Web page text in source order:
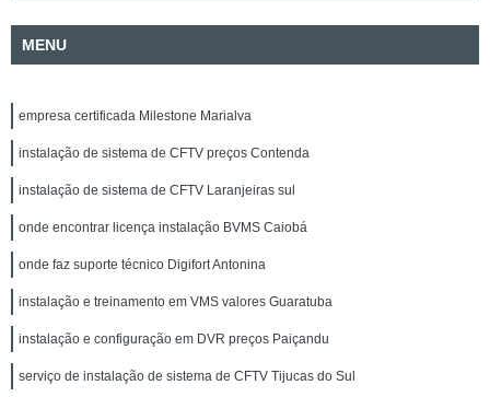
MENU
empresa certificada Milestone Marialva
instalação de sistema de CFTV preços Contenda
instalação de sistema de CFTV Laranjeiras sul
onde encontrar licença instalação BVMS Caiobá
onde faz suporte técnico Digifort Antonina
instalação e treinamento em VMS valores Guaratuba
instalação e configuração em DVR preços Paiçandu
serviço de instalação de sistema de CFTV Tijucas do Sul